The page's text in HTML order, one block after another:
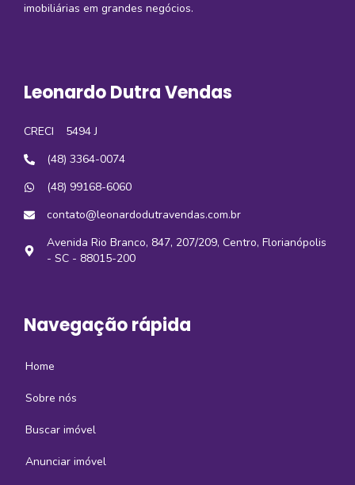
imobiliárias em grandes negócios.
Leonardo Dutra Vendas
CRECI
5494 J
(48) 3364-0074
(48) 99168-6060
contato@leonardodutravendas.com.br
Avenida Rio Branco, 847, 207/209, Centro, Florianópolis
- SC - 88015-200
Navegação rápida
Home
Sobre nós
Buscar imóvel
Anunciar imóvel